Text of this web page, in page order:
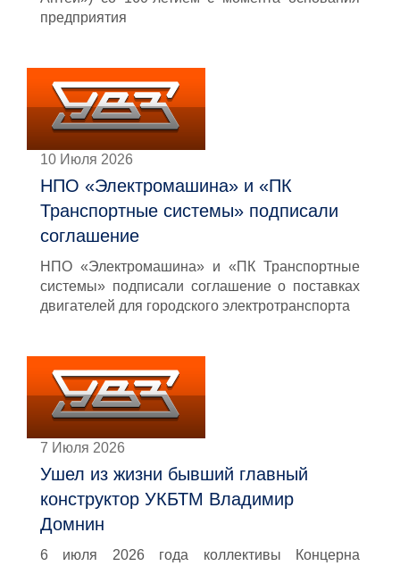
предприятия
10 Июля 2026
НПО «Электромашина» и «ПК
Транспортные системы» подписали
соглашение
НПО «Электромашина» и «ПК Транспортные
системы» подписали соглашение о поставках
двигателей для городского электротранспорта
7 Июля 2026
Ушел из жизни бывший главный
конструктор УКБТМ Владимир
Домнин
6 июля 2026 года коллективы Концерна